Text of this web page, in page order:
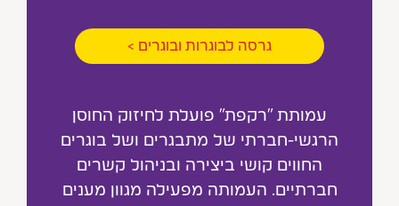
גרסה לבוגרות ובוגרים >
עמותת "רקפת" פועלת לחיזוק החוסן
הרגשי-חברתי של מתבגרים ושל בוגרים
החווים קושי ביצירה ובניהול קשרים
חברתיים. העמותה מפעילה מגוון מענים